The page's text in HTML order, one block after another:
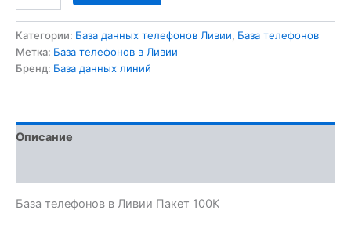
Категории: База данных телефонов Ливии, База телефонов
Метка: База телефонов в Ливии
Бренд: База данных линий
Описание
База телефонов в Ливии Пакет 100К